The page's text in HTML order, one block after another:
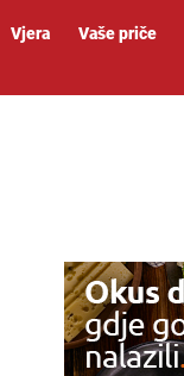
Vjera Vaše priče